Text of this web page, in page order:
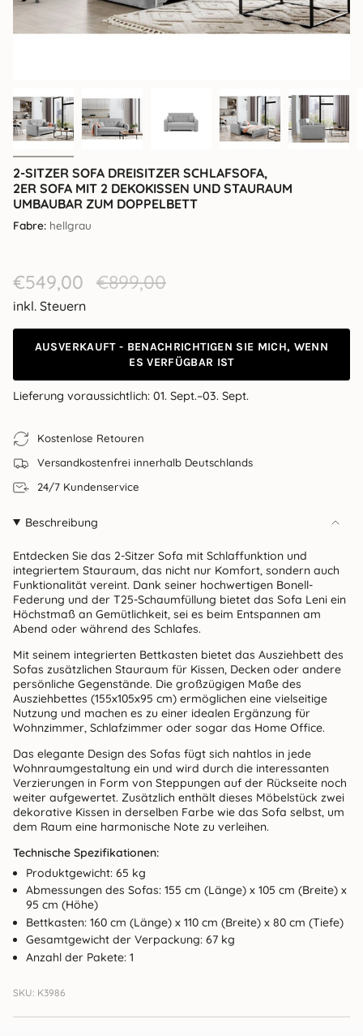
2-SITZER SOFA DREISITZER SCHLAFSOFA,
2ER SOFA MIT 2 DEKOKISSEN UND STAURAUM
UMBAUBAR ZUM DOPPELBETT
Fabre: hellgrau
Verkaufspreis
€549,00 Regulärer
€899,00
inkl. Steuern
AUSVERKAUFT - BENACHRICHTIGEN SIE MICH, WENN
ES VERFÜGBAR IST
Lieferung voraussichtlich: 01. Sept.–03. Sept.
Kostenlose Retouren
Versandkostenfrei innerhalb Deutschlands
24/7 Kundenservice
Beschreibung
Entdecken Sie das 2-Sitzer Sofa mit Schlaffunktion und
integriertem Stauraum, das nicht nur Komfort, sondern auch
Funktionalität vereint. Dank seiner hochwertigen Bonell-
Federung und der T25-Schaumfüllung bietet das Sofa Leni ein
Höchstmaß an Gemütlichkeit, sei es beim Entspannen am
Abend oder während des Schlafes.
Mit seinem integrierten Bettkasten bietet das Ausziehbett des
Sofas zusätzlichen Stauraum für Kissen, Decken oder andere
persönliche Gegenstände. Die großzügigen Maße des
Ausziehbettes (155x105x95 cm) ermöglichen eine vielseitige
Nutzung und machen es zu einer idealen Ergänzung für
Wohnzimmer, Schlafzimmer oder sogar das Home Office.
Das elegante Design des Sofas fügt sich nahtlos in jede
Wohnraumgestaltung ein und wird durch die interessanten
Verzierungen in Form von Steppungen auf der Rückseite noch
weiter aufgewertet. Zusätzlich enthält dieses Möbelstück zwei
dekorative Kissen in derselben Farbe wie das Sofa selbst, um
dem Raum eine harmonische Note zu verleihen.
Technische Spezifikationen:
Produktgewicht: 65 kg
Abmessungen des Sofas: 155 cm (Länge) x 105 cm (Breite) x
95 cm (Höhe)
Bettkasten: 160 cm (Länge) x 110 cm (Breite) x 80 cm (Tiefe)
Gesamtgewicht der Verpackung: 67 kg
Anzahl der Pakete: 1
SKU: K3986